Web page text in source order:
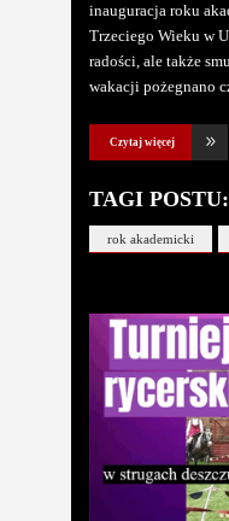
inauguracja roku
Trzeciego Wieku w
radości, ale także
wakacji pożegnano
Czytaj więcej
TAGI POSTU:
rok akademicki